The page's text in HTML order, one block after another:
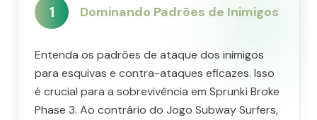
1 Dominando Padrões de Inimigos
Entenda os padrões de ataque dos inimigos
para esquivas e contra-ataques eficazes. Isso
é crucial para a sobrevivência em Sprunki Broke
Phase 3. Ao contrário do Jogo Subway Surfers,